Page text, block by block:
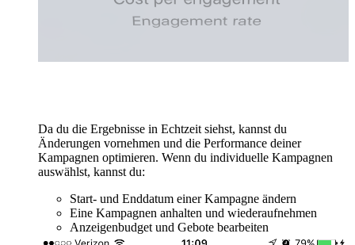
Da du die Ergebnisse in Echtzeit siehst, kannst du
Änderungen vornehmen und die Performance deiner
Kampagnen optimieren. Wenn du individuelle Kampagnen
auswählst, kannst du:
Start- und Enddatum einer Kampagne ändern
Eine Kampagnen anhalten und wiederaufnehmen
Anzeigenbudget und Gebote bearbeiten